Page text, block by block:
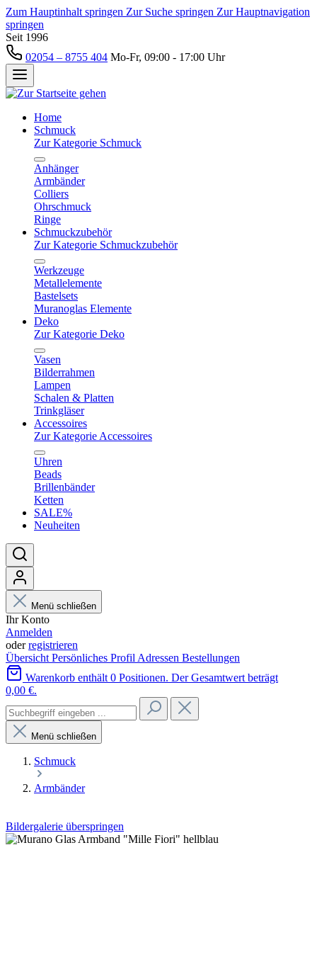
Zum Hauptinhalt springen Zur Suche springen Zur Hauptnavigation
springen
Seit 1996
02054 – 8755 404 Mo-Fr, 09:00 - 17:00 Uhr
Home
Schmuck
Zur Kategorie Schmuck
Anhänger
Armbänder
Colliers
Ohrschmuck
Ringe
Schmuckzubehör
Zur Kategorie Schmuckzubehör
Werkzeuge
Metallelemente
Bastelsets
Muranoglas Elemente
Deko
Zur Kategorie Deko
Vasen
Bilderrahmen
Lampen
Schalen & Platten
Trinkgläser
Accessoires
Zur Kategorie Accessoires
Uhren
Beads
Brillenbänder
Ketten
SALE%
Neuheiten
Menü schließen
Ihr Konto
Anmelden
oderregistrieren
Übersicht Persönliches Profil Adressen Bestellungen
Warenkorb enthält 0 Positionen. Der Gesamtwert beträgt
0,00 €.
Menü schließen
Schmuck
Armbänder
Bildergalerie überspringen